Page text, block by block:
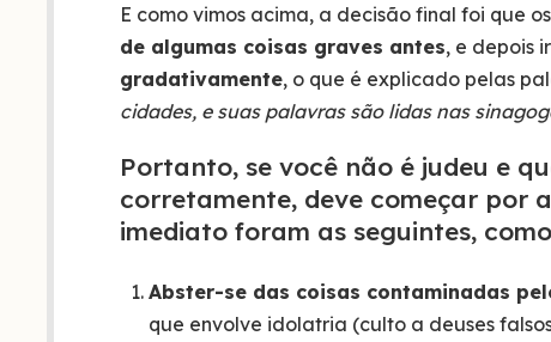
E como vimos acima, a decisão final foi que
de algumas coisas graves antes, e depois ir
gradativamente, o que é explicado pelas
cidades, e suas palavras são lidas nas
Portanto, se você não é judeu e
corretamente, deve começar por
imediato foram as seguintes,
Abster-se das coisas contaminadas
que envolve idolatria (culto a deuses